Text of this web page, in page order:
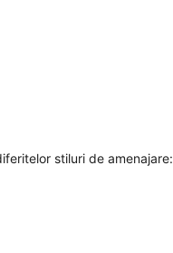
stiluri de amenajare: